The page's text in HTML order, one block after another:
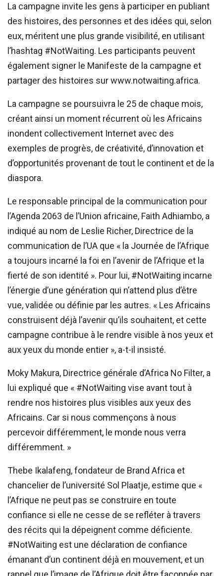
La campagne invite les gens à participer en publiant
des histoires, des personnes et des idées qui, selon
eux, méritent une plus grande visibilité, en utilisant
l’hashtag #NotWaiting. Les participants peuvent
également signer le Manifeste de la campagne et
partager des histoires sur www.notwaiting.africa.
La campagne se poursuivra le 25 de chaque mois,
créant ainsi un moment récurrent où les Africains
inondent collectivement Internet avec des
exemples de progrès, de créativité, d’innovation et
d’opportunités provenant de tout le continent et de la
diaspora.
Le responsable principal de la communication pour
l’Agenda 2063 de l’Union africaine, Faith Adhiambo, a
indiqué au nom de Leslie Richer, Directrice de la
communication de l’UA que « la Journée de l’Afrique
a toujours incarné la foi en l’avenir de l’Afrique et la
fierté de son identité ». Pour lui, #NotWaiting incarne
l’énergie d’une génération qui n’attend plus d’être
vue, validée ou définie par les autres. « Les Africains
construisent déjà l’avenir qu’ils souhaitent, et cette
campagne contribue à le rendre visible à nos yeux et
aux yeux du monde entier », a-t-il insisté.
Moky Makura, Directrice générale d’Africa No Filter, a
lui expliqué que « #NotWaiting vise avant tout à
rendre nos histoires plus visibles aux yeux des
Africains. Car si nous commençons à nous
percevoir différemment, le monde nous verra
différemment. »
Thebe Ikalafeng, fondateur de Brand Africa et
chancelier de l’université Sol Plaatje, estime que «
l’Afrique ne peut pas se construire en toute
confiance si elle ne cesse de se refléter à travers
des récits qui la dépeignent comme déficiente.
#NotWaiting est une déclaration de confiance
émanant d’un continent déjà en mouvement, et un